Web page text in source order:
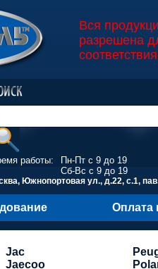
Вся
разрешена
работы:
Пн-Пт с 9 до 19
Сб-Вс с 9 до 19
Южнопортовая ул., д.22, с.1,
Оплата
Jac
Jaecoo